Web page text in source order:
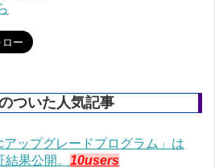
ついた人気記事
アップグレードプログラム」は
果公開。 10users